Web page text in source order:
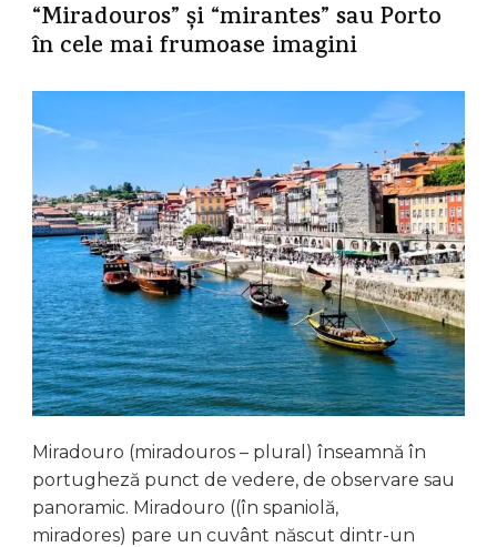
“Miradouros” și “mirantes” sau Porto
în cele mai frumoase imagini
Miradouro (miradouros – plural) înseamnă în
portugheză punct de vedere, de observare sau
panoramic. Miradouro ((în spaniolă,
miradores) pare un cuvânt născut dintr-un